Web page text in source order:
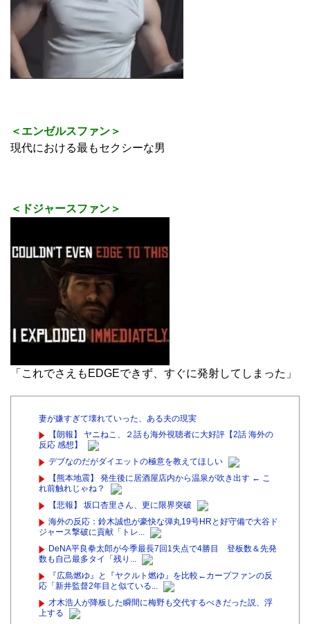
＜エンゼルスファン＞
現代における最もセクシーな男
＜ドジャースファン＞
「これでさえもEDGEできず、すぐに発射してしまった」
妻が嫌すぎて壊れていった、ある夫の現実
【朗報】 ヤニねこ、２話も海外視聴者に大好評【2話 海外の
反応 感想】
デブなのだがダイエットの極意を教えてほしい
【熊本地震】 発生後に居酒屋店内から温泉が吹き出す ← こ
れ前触れじゃね？
【悲報】 坂口杏里さん、更に限界突破
海外の反応：鈴木誠也が豪快な弾丸19号HRと好守備で大谷ド
ジャース撃破に貢献「トレ...
DeNA平良拳太郎が今季最長7回1失点で4勝目 登板数＆先発
数も自己最多タイ「残り...
『広島燃ゆ』と『ヤクルト燃ゆ』を比較←カープファンの反
応「新井監督2年目と似ている...
才木浩人が降板した瞬間に梅野も交代するべきだった説、浮
上する